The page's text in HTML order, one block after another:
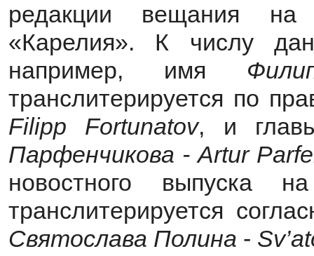
редакции вещания на
«Карелия». К числу
например, имя
транслитерируется по
Filipp Fortunatov, и
Парфенчикова - Artur
новостного выпуска
транслитерируется
Святослава Полина -